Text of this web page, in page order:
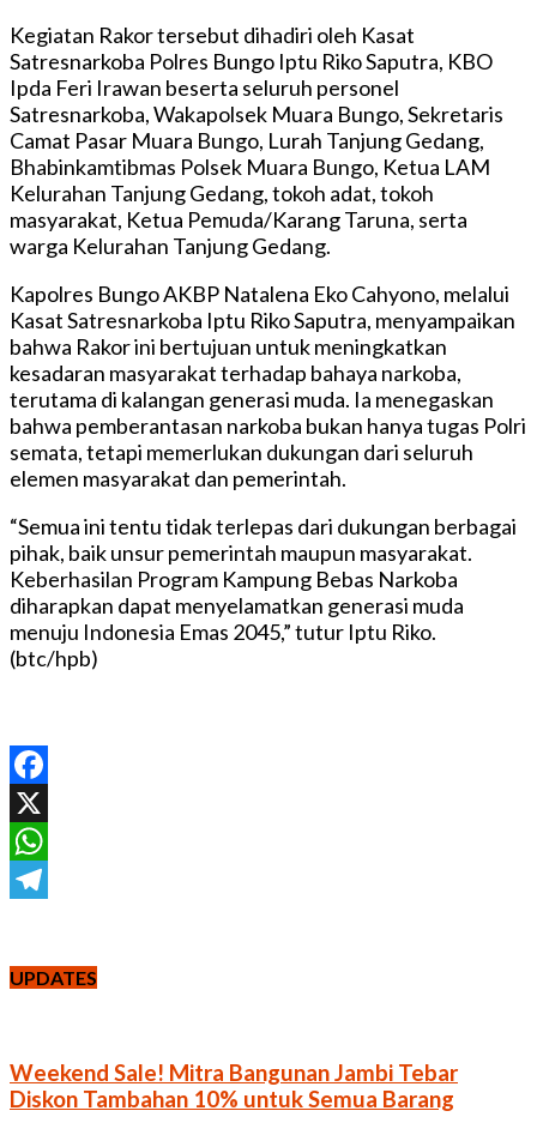
Kegiatan Rakor tersebut dihadiri oleh Kasat
Satresnarkoba Polres Bungo Iptu Riko Saputra, KBO
Ipda Feri Irawan beserta seluruh personel
Satresnarkoba, Wakapolsek Muara Bungo, Sekretaris
Camat Pasar Muara Bungo, Lurah Tanjung Gedang,
Bhabinkamtibmas Polsek Muara Bungo, Ketua LAM
Kelurahan Tanjung Gedang, tokoh adat, tokoh
masyarakat, Ketua Pemuda/Karang Taruna, serta
warga Kelurahan Tanjung Gedang.
Kapolres Bungo AKBP Natalena Eko Cahyono, melalui
Kasat Satresnarkoba Iptu Riko Saputra, menyampaikan
bahwa Rakor ini bertujuan untuk meningkatkan
kesadaran masyarakat terhadap bahaya narkoba,
terutama di kalangan generasi muda. Ia menegaskan
bahwa pemberantasan narkoba bukan hanya tugas Polri
semata, tetapi memerlukan dukungan dari seluruh
elemen masyarakat dan pemerintah.
“Semua ini tentu tidak terlepas dari dukungan berbagai
pihak, baik unsur pemerintah maupun masyarakat.
Keberhasilan Program Kampung Bebas Narkoba
diharapkan dapat menyelamatkan generasi muda
menuju Indonesia Emas 2045,” tutur Iptu Riko.
(btc/hpb)
Facebook
X
WhatsApp
UPDATES
Weekend Sale! Mitra Bangunan Jambi Tebar
Diskon Tambahan 10% untuk Semua Barang